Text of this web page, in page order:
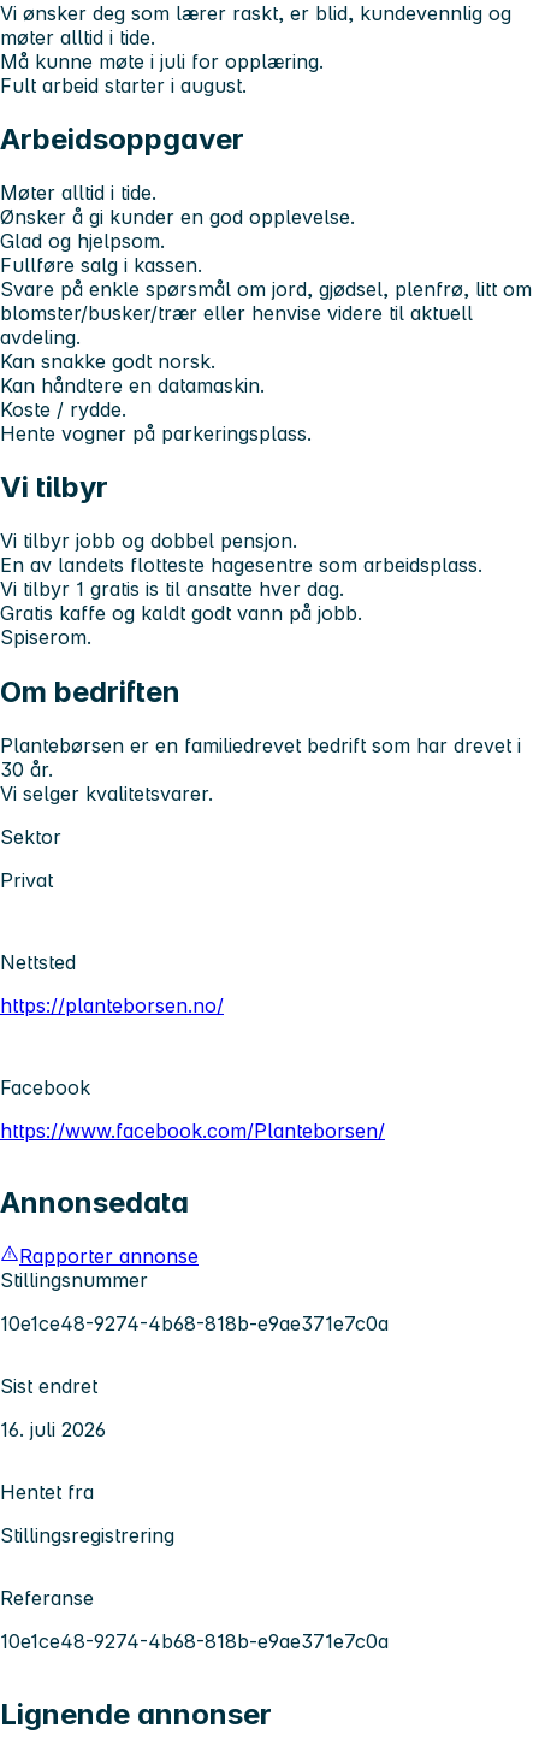
Vi ønsker deg som lærer raskt, er blid, kundevennlig og
møter alltid i tide.
Må kunne møte i juli for opplæring.
Fult arbeid starter i august.
Arbeidsoppgaver
Møter alltid i tide.
Ønsker å gi kunder en god opplevelse.
Glad og hjelpsom.
Fullføre salg i kassen.
Svare på enkle spørsmål om jord, gjødsel, plenfrø, litt om
blomster/busker/trær eller henvise videre til aktuell
avdeling.
Kan snakke godt norsk.
Kan håndtere en datamaskin.
Koste / rydde.
Hente vogner på parkeringsplass.
Vi tilbyr
Vi tilbyr jobb og dobbel pensjon.
En av landets flotteste hagesentre som arbeidsplass.
Vi tilbyr 1 gratis is til ansatte hver dag.
Gratis kaffe og kaldt godt vann på jobb.
Spiserom.
Om bedriften
Plantebørsen er en familiedrevet bedrift som har drevet i
30 år.
Vi selger kvalitetsvarer.
Sektor
Privat
Nettsted
https://planteborsen.no/
Facebook
https://www.facebook.com/Planteborsen/
Annonsedata
Rapporter annonse
Stillingsnummer
10e1ce48-9274-4b68-818b-e9ae371e7c0a
Sist endret
16. juli 2026
Hentet fra
Stillingsregistrering
Referanse
10e1ce48-9274-4b68-818b-e9ae371e7c0a
Lignende annonser